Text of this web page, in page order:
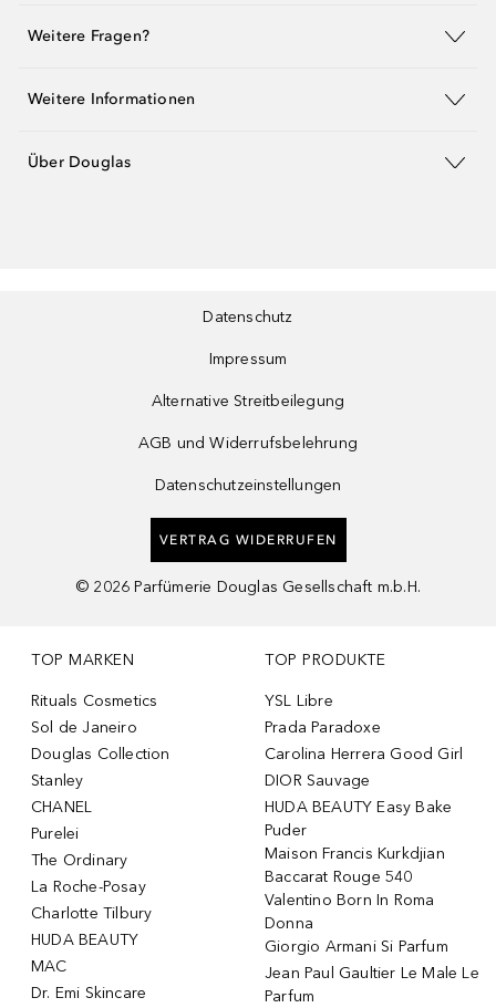
Weitere Fragen?
Weitere Informationen
Über Douglas
Datenschutz
Impressum
Alternative Streitbeilegung
AGB und Widerrufsbelehrung
Datenschutzeinstellungen
VERTRAG WIDERRUFEN
© 2026 Parfümerie Douglas Gesellschaft m.b.H.
TOP MARKEN
Rituals Cosmetics
Sol de Janeiro
Douglas Collection
Stanley
CHANEL
Purelei
The Ordinary
La Roche-Posay
Charlotte Tilbury
HUDA BEAUTY
MAC
Dr. Emi Skincare
TOP PRODUKTE
YSL Libre
Prada Paradoxe
Carolina Herrera Good Girl
DIOR Sauvage
HUDA BEAUTY Easy Bake
Puder
Maison Francis Kurkdjian
Baccarat Rouge 540
Valentino Born In Roma
Donna
Giorgio Armani Si Parfum
Jean Paul Gaultier Le Male Le
Parfum